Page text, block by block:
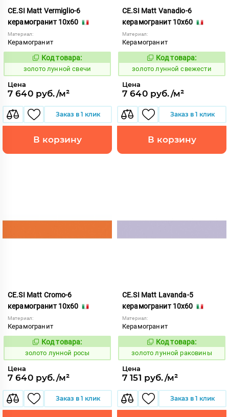
CE.SI Matt Vermiglio-6
керамогранит 10x60
Материал:
Керамогранит
521959
Код товара:
золото лунной свечи
Цена
7 640 руб./м²
Заказ в 1 клик
В корзину
CE.SI Matt Vanadio-6
керамогранит 10x60
Материал:
Керамогранит
521958
Код товара:
золото лунной свежести
Цена
7 640 руб./м²
Заказ в 1 клик
В корзину
CE.SI Matt Cromo-6
керамогранит 10x60
Материал:
Керамогранит
521957
Код товара:
золото лунной росы
Цена
7 640 руб./м²
Заказ в 1 клик
CE.SI Matt Lavanda-5
керамогранит 10x60
Материал:
Керамогранит
521953
Код товара:
золото лунной раковины
Цена
7 151 руб./м²
Заказ в 1 клик